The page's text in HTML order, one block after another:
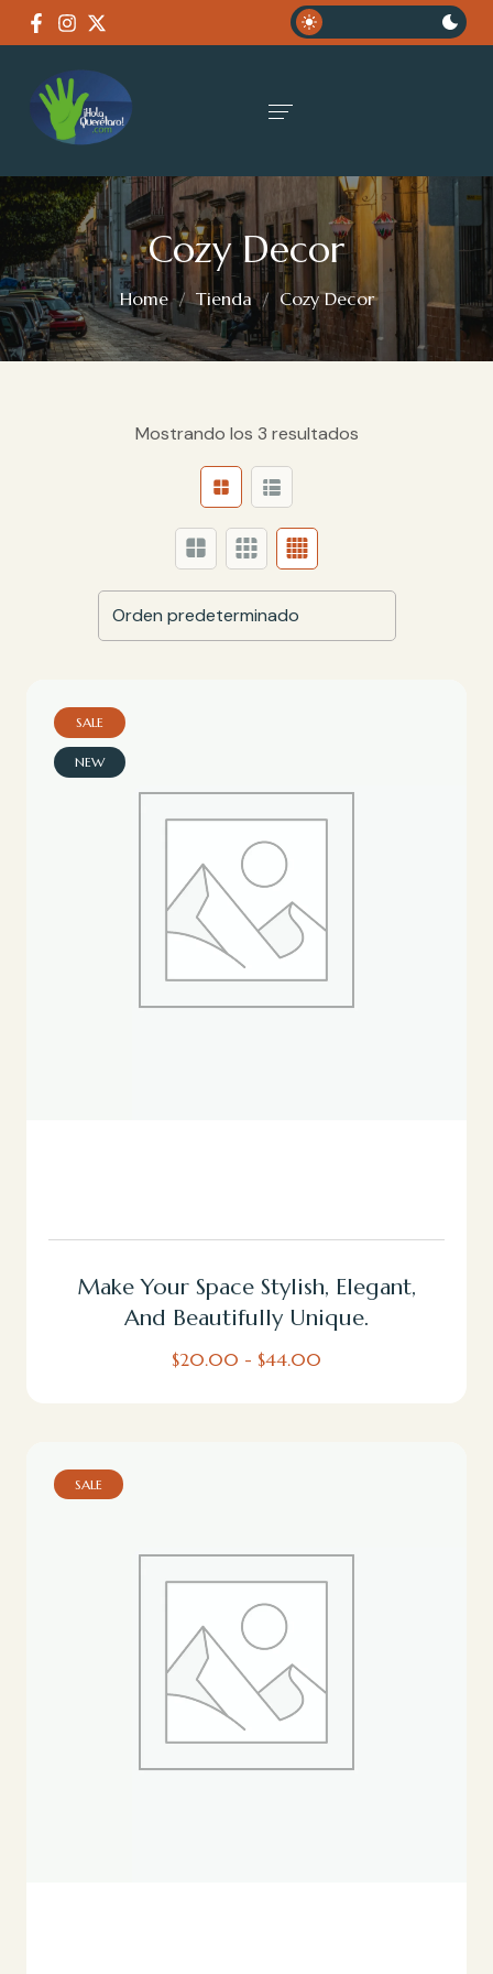
Cozy Decor
Home Tienda Cozy Decor
Mostrando los 3 resultados
SALE
NEW
Make Your Space Stylish, Elegant,
And Beautifully Unique.
$20.00 - $44.00
SALE